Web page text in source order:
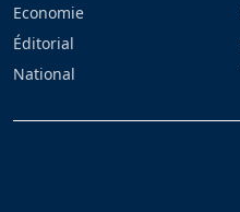
Economie
Éditorial
National